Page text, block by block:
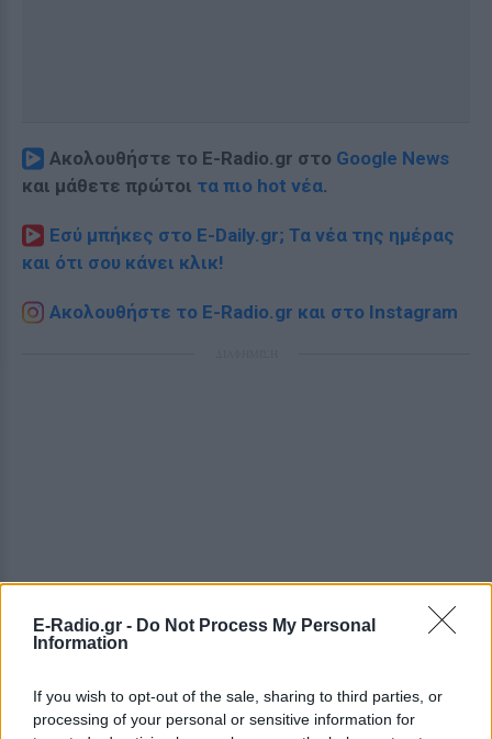
E-Radio.gr - Do Not Process My Personal
Information
If you wish to opt-out of the sale, sharing to third parties, or
processing of your personal or sensitive information for
Ακολουθήστε το E-Radio.gr στο Google News
και μάθετε πρώτοι τα πιο hot νέα.
Εσύ μπήκες στο E-Daily.gr; Τα νέα της ημέρας
και ότι σου κάνει κλικ!
Ακολουθήστε το E-Radio.gr και στο Instagram